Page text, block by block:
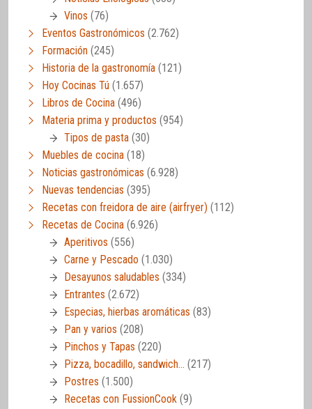
Vinos (76)
Eventos Gastronómicos (2.762)
Formación (245)
Historia de la gastronomía (121)
Hoy Cocinas Tú (1.657)
Libros de Cocina (496)
Materia prima y productos (954)
Tipos de pasta (30)
Muebles de cocina (18)
Noticias gastronómicas (6.928)
Nuevas tendencias (395)
Recetas con freidora de aire (airfryer) (112)
Recetas de Cocina (6.926)
Aperitivos (556)
Carne y Pescado (1.030)
Desayunos saludables (334)
Entrantes (2.672)
Especias, hierbas aromáticas (83)
Pan y varios (208)
Pinchos y Tapas (220)
Pizza, bocadillo, sandwich… (217)
Postres (1.500)
Recetas con FussionCook (9)